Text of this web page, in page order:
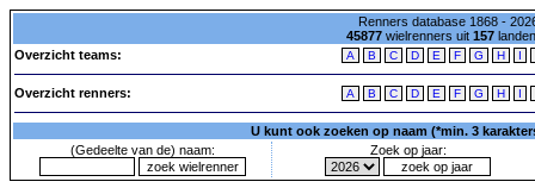
Renners database 1868 -
45877wielrenners uit 157
Overzicht teams:
A B C D E F G H I
Overzicht renners: A B C D E F G H I
U kunt ook zoeken op naam (*min. 3
(Gedeelte van de) naam:
Zoek op jaar: